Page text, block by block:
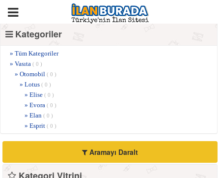
Kategoriler
» Tüm Kategoriler
» Vasıta ( 0 )
» Otomobil ( 0 )
» Lotus ( 0 )
» Elise ( 0 )
» Evora ( 0 )
» Elan ( 0 )
» Esprit ( 0 )
Aramayı Daralt